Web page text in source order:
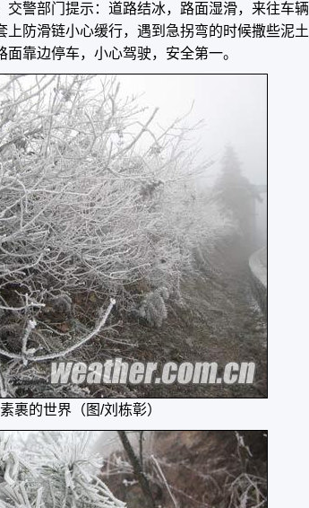
警部门提示：道路结冰，路面湿滑，来往车辆
防滑链小心缓行，遇到急拐弯的时候撒些泥土
靠边停车，小心驾驶，安全第一。
裹的世界（图/刘栋彰）